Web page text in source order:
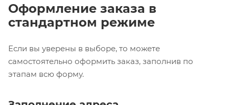
Оформление заказа в
стандартном режиме
Если вы уверены в выборе, то можете
самостоятельно оформить заказ, заполнив по
этапам всю форму.